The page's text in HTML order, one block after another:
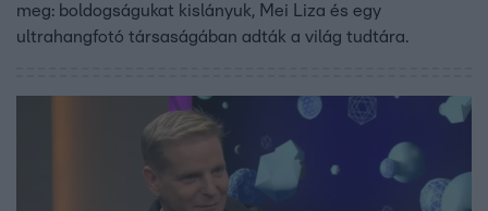
meg: boldogságukat kislányuk, Mei Liza és egy
ultrahangfotó társaságában adták a világ tudtára.